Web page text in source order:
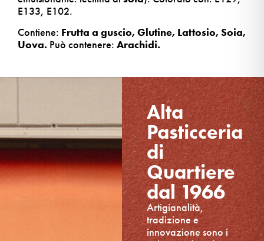
E133, E102.
Contiene: Frutta a guscio, Glutine, Lattosio, Soia,
Uova. Può contenere: Arachidi.
Alta
Pasticceria
di
Quartiere
dal 1966
Artigianalità,
tradizione e
innovazione sono i